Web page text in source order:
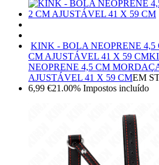
KINK - BOLA NEOPRENE 4,5
CM AJUSTÁVEL 41 X 59 CM
NEOPRENE 4,5 CM
AJUSTÁVEL 41 X 59 CMEM
6,99 €21.00% Impostos incluído